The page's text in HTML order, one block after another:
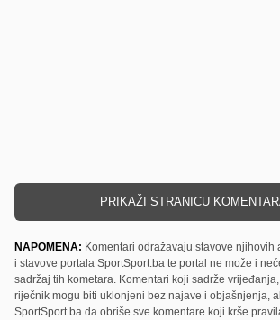
PRIKAŽI STRANICU
NAPOMENA: Komentari odražavaju stavove njihovih
i stavove portala SportSport.ba te portal ne može i
sadržaj tih kometara. Komentari koji sadrže
riječnik mogu biti uklonjeni bez najave i objašnjenja,
SportSport.ba da obriše sve komentare koji krše